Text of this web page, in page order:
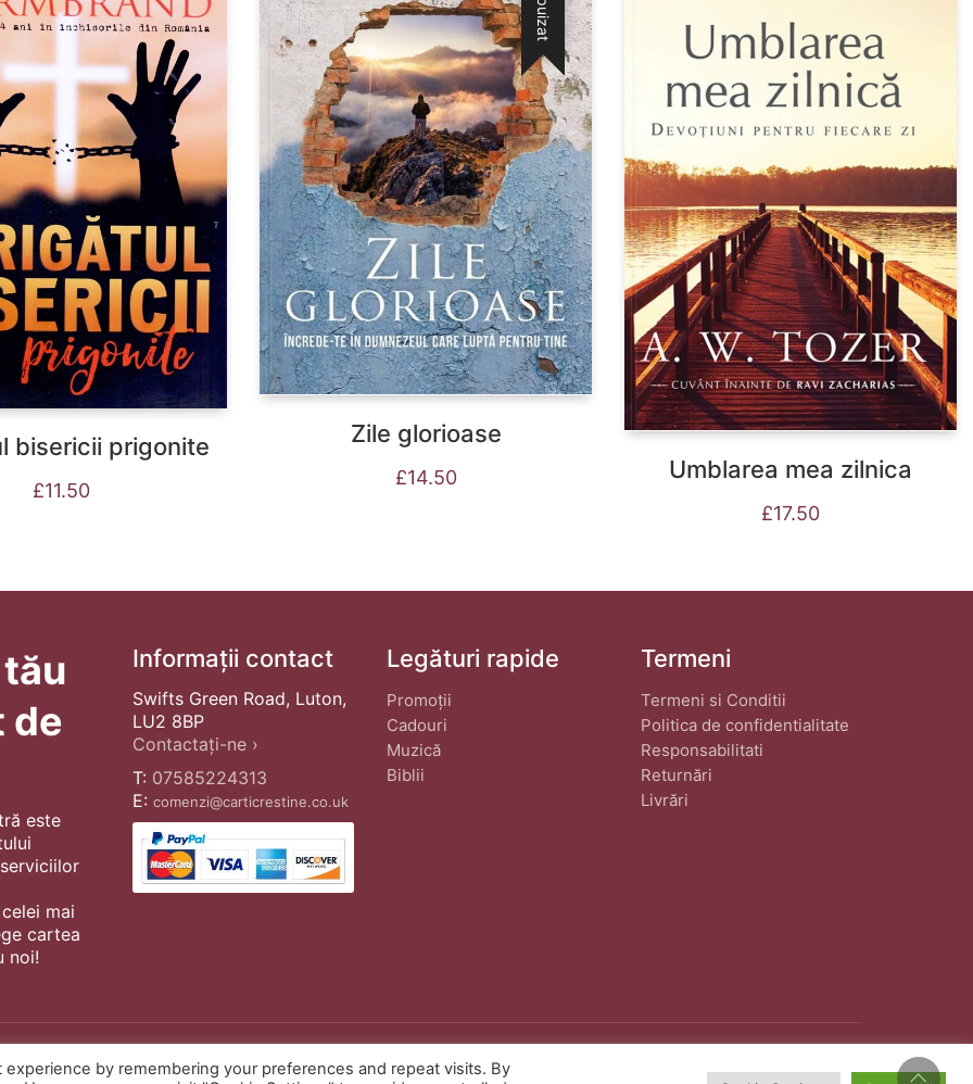
bisericii prigonite
£11.50
Zile glorioase
£14.50 Umblarea mea zilnica
£17.50
de
este
mai
cartea
noi!
Informații contact
Swifts Green Road, Luton,
LU2 8BP
Contactați-ne ›
T: 07585224313
E: comenzi@carticrestine.co.uk
Legături rapide
Promoții
Cadouri
Muzică
Biblii
Termeni
Termeni si Conditii
Politica de confidentialitate
Responsabilitati
Returnări
Livrări
© Copyright 2022 ·Cărți Creștine| Creat de · Toate Drepturile Rezervate
by remembering your preferences and repeat visits. By